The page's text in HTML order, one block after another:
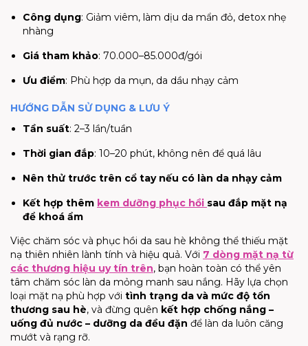
Công dụng: Giảm viêm, làm dịu da mẩn đỏ, detox nhẹ
nhàng
Giá tham khảo: 70.000–85.000đ/gói
Ưu điểm: Phù hợp da mụn, da dầu nhạy cảm
HƯỚNG DẪN SỬ DỤNG & LƯU Ý
Tần suất: 2–3 lần/tuần
Thời gian đắp: 10–20 phút, không nên để quá lâu
Nên thử trước trên cổ tay nếu có làn da nhạy cảm
Kết hợp thêm kem dưỡng phục hồi sau đắp mặt nạ
để khoá ẩm
Việc chăm sóc và phục hồi da sau hè không thể thiếu mặt
nạ thiên nhiên lành tính và hiệu quả. Với 7 dòng mặt nạ từ
các thương hiệu uy tín trên, bạn hoàn toàn có thể yên
tâm chăm sóc làn da mỏng manh sau nắng. Hãy lựa chọn
loại mặt nạ phù hợp với tình trạng da và mức độ tổn
thương sau hè, và đừng quên kết hợp chống nắng –
uống đủ nước – dưỡng da đều đặn để làn da luôn căng
mướt và rạng rỡ.